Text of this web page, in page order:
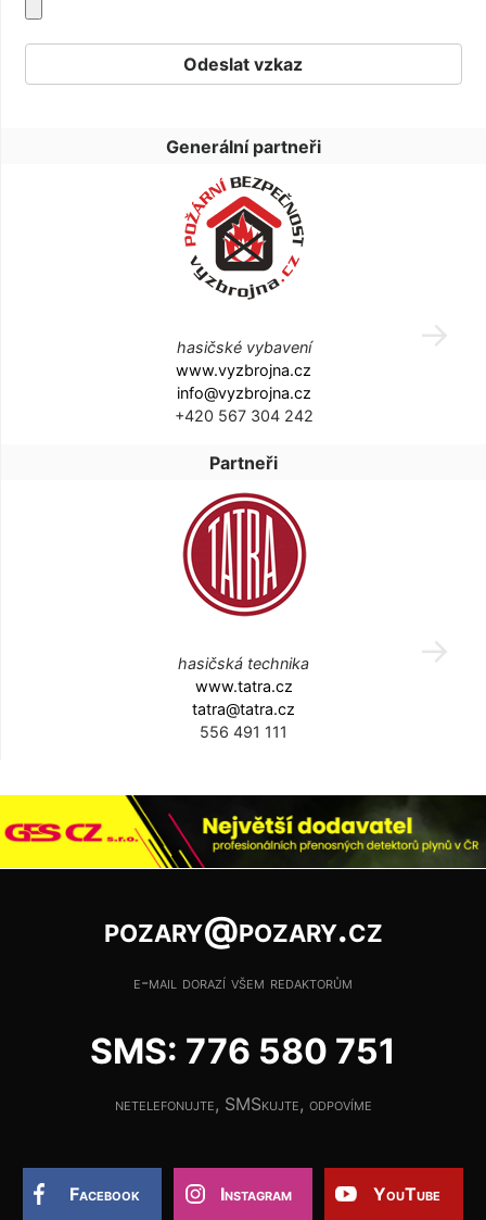
Generální partneři
hasičské vybavení
www.vyzbrojna.cz
info@vyzbrojna.cz
+420 567 304 242
Partneři
hasičská technika
www.tatra.cz
tatra@tatra.cz
556 491 111
pozary@pozary.cz
e-mail dorazí všem redaktorům
SMS: 776 580 751
netelefonujte, SMSkujte, odpovíme
Facebook Instagram YouTube